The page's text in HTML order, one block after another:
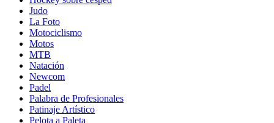
Judo
La Foto
Motociclismo
Motos
MTB
Natación
Newcom
Padel
Palabra de Profesionales
Patinaje Artístico
Pelota a Paleta